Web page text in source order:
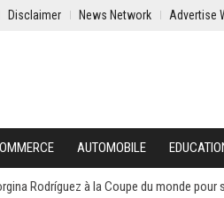
Disclaimer News Network Advertise
AUTOMOBILE
Rodríguez à la Coupe du monde